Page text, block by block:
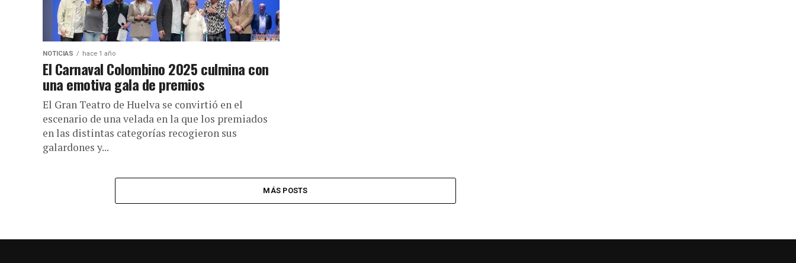
NOTICIAS hace 1 año
El Carnaval Colombino 2025 culmina con
una emotiva gala de premios
El Gran Teatro de Huelva se convirtió en el
escenario de una velada en la que los premiados
en las distintas categorías recogieron sus
galardones y...
MÁS POSTS